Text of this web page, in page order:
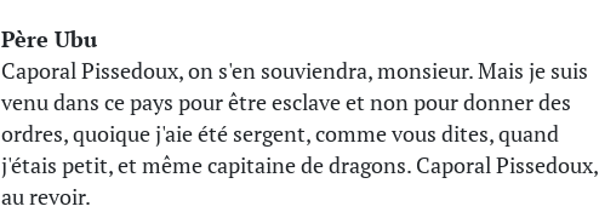
Père Ubu
Caporal Pissedoux, on s'en souviendra, monsieur. Mais je suis
venu dans ce pays pour être esclave et non pour donner des
ordres, quoique j'aie été sergent, comme vous dites, quand
j'étais petit, et même capitaine de dragons. Caporal Pissedoux,
au revoir.